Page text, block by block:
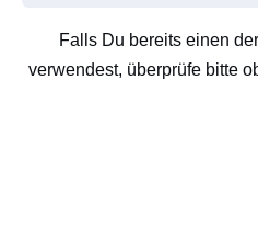
Falls Du bereits einen
verwendest, überprüfe bitte